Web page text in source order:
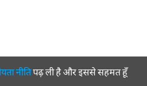
नीतिपढ़ ली है और इससे सहमत हूँ